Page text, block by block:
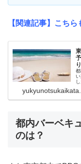
【関連記事】こちら
都内バーベキ
のは？